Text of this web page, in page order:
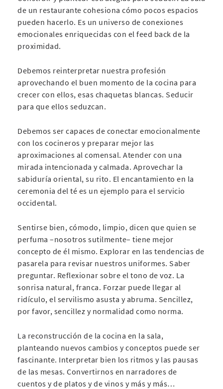
de un restaurante cohesiona cómo pocos espacios
pueden hacerlo. Es un universo de conexiones
emocionales enriquecidas con el feed back de la
proximidad.
Debemos reinterpretar nuestra profesión
aprovechando el buen momento de la cocina para
crecer con ellos, esas chaquetas blancas. Seducir
para que ellos seduzcan.
Debemos ser capaces de conectar emocionalmente
con los cocineros y preparar mejor las
aproximaciones al comensal. Atender con una
mirada intencionada y calmada. Aprovechar la
sabiduría oriental, su rito. El encantamiento en la
ceremonia del té es un ejemplo para el servicio
occidental.
Sentirse bien, cómodo, limpio, dicen que quien se
perfuma –nosotros sutilmente– tiene mejor
concepto de él mismo. Explorar en las tendencias de
pasarela para revisar nuestros uniformes. Saber
preguntar. Reflexionar sobre el tono de voz. La
sonrisa natural, franca. Forzar puede llegar al
ridículo, el servilismo asusta y abruma. Sencillez,
por favor, sencillez y normalidad como norma.
La reconstrucción de la cocina en la sala,
planteando nuevos cambios y conceptos puede ser
fascinante. Interpretar bien los ritmos y las pausas
de las mesas. Convertirnos en narradores de
cuentos y de platos y de vinos y más y más…